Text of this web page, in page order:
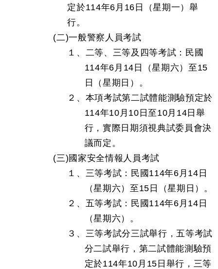
定於114年6月16日（星期一）舉
行。
(二)一般警察人員考試
１、二等、三等及四等考試：民國
114年6月14日（星期六）至15
日（星期日）。
２、本項考試第二試體能測驗預定於
114年10月10日至10月14日舉
行，實際日期須視典試委員會決
議而定。
(三)國家安全情報人員考試
１、三等考試：民國114年6月14日
（星期六）至15日（星期日）。
２、五等考試：民國114年6月14日
（星期六）。
３、三等考試分三試舉行，五等考試
分二試舉行，第二試體能測驗預
定於114年10月15日舉行，三等